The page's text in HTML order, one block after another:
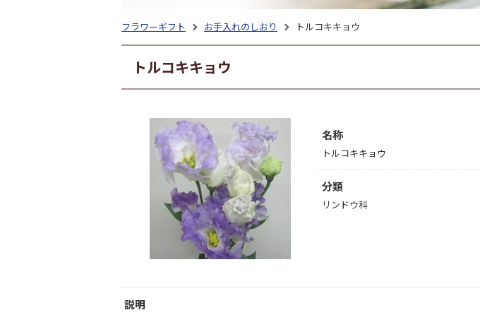
フラワーギフト お手入れのしおり トルコキキョウ
トルコキキョウ
名称
トルコキキョウ
分類
リンドウ科
説明